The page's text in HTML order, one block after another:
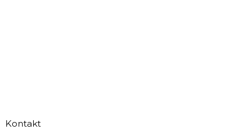
Kontakt